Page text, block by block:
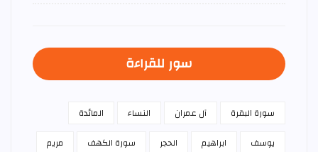
سور للقراءة
سورة البقرة آل عمران النساء
المائدة
يوسف
ابراهيم الحجر سورة الكهف
مريم